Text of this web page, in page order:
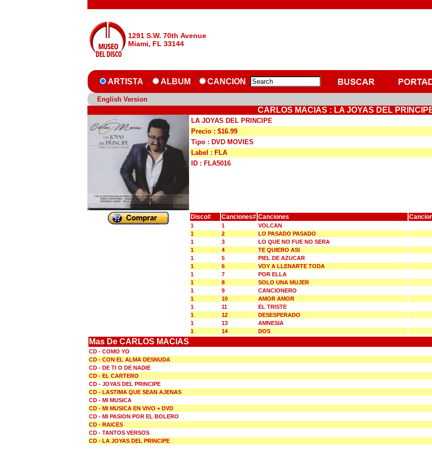
1291 S.W. 70th Avenue
Miami, FL 33144
ARTISTA ALBUM CANCION
English Version
CARLOS MACIAS : LA JOYAS DEL
LA JOYAS DEL PRINCIPE
Precio : $16.99
Tipo : DVD MOVIES
Label : FLA
ID : FLA5016
Disco# Canciones# Canciones
1 1
VOLCAN
1
2
LO PASADO PASADO
1
3
LO QUE NO FUE NO SERA
1
4
TE QUIERO ASI
1
5
PIEL DE AZUCAR
1
6
VOY A LLENARTE TODA
1
7
POR ELLA
1
8
SOLO UNA MUJER
1
9
CANCIONERO
1
10
AMOR AMOR
1
11
EL TRISTE
1
12
DESESPERADO
1
13
AMNESIA
1
14 DOS
Mas De CARLOS MACIAS
CD - COMO YO
CD - CON EL ALMA DESNUDA
CD - DE TI O DE NADIE
CD - EL CARTERO
CD - JOYAS DEL PRINCIPE
CD - LASTIMA QUE SEAN AJENAS
CD - MI MUSICA
CD - MI MUSICA EN VIVO + DVD
CD - MI PASION POR EL BOLERO
CD - RAICES
CD - TANTOS VERSOS
CD - LA JOYAS DEL PRINCIPE